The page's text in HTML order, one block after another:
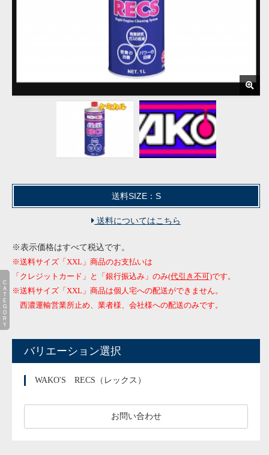
送料SIZE：S
送料についてはこちら
※表示価格はすべて税込です。
※送料サイズ「XXL」商品のお支払いは
「クレジットカード」と「銀行振込み」のみ(代引き不可)です。
※送料サイズ「XXL」商品は個人宅への配送ができません。
西濃運輸営業所止め、業者様、会社様への配送のみです。
バリエーション選択
WAKO'S RECS（レックス）
お問い合わせ
ＣＡＴＥＧＯＲＹ